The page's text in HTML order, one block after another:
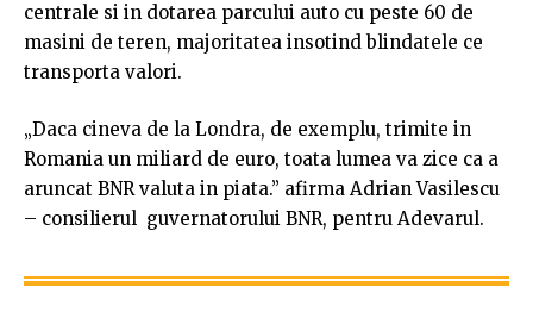
centrale si in dotarea parcului auto cu peste 60 de
masini de teren, majoritatea insotind blindatele ce
transporta valori.
„Daca cineva de la Londra, de exemplu, trimite in
Romania un miliard de euro, toata lumea va zice ca a
aruncat BNR valuta in piata.” afirma Adrian Vasilescu
– consilierul guvernatorului BNR, pentru Adevarul.